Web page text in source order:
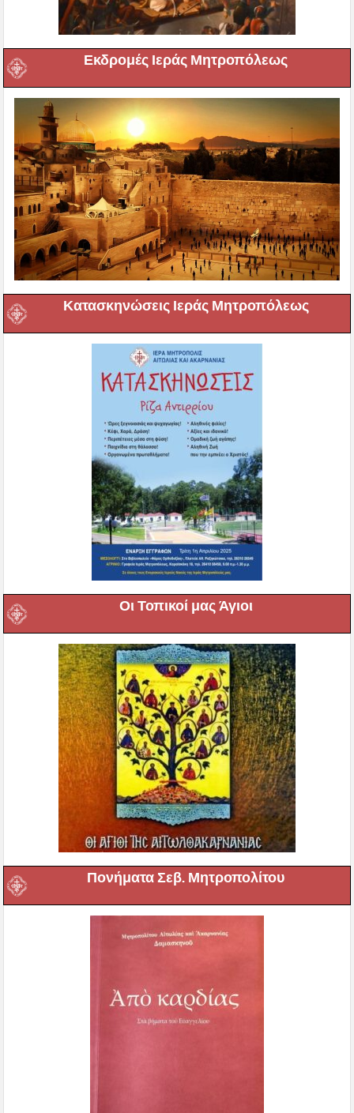
Εκδρομές Ιεράς Μητροπόλεως
Κατασκηνώσεις Ιεράς Μητροπόλεως
Οι Τοπικοί μας Άγιοι
Πονήματα Σεβ. Μητροπολίτου